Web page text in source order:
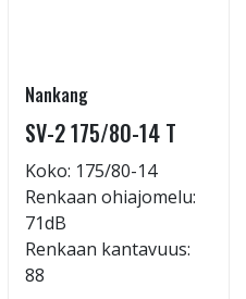
Nankang
SV-2 175/80-14 T
Koko: 175/80-14
Renkaan ohiajomelu:
71dB
Renkaan kantavuus:
88